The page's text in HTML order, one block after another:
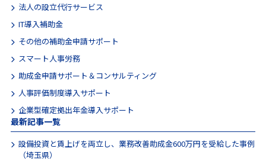
法人の設立代行サービス
IT導入補助金
その他の補助金申請サポート
スマート人事労務
助成金申請サポート＆コンサルティング
人事評価制度導入サポート
企業型確定拠出年金導入サポート
最新記事一覧
設備投資と賃上げを両立し、業務改善助成金600万円を受給した事例
（埼玉県）